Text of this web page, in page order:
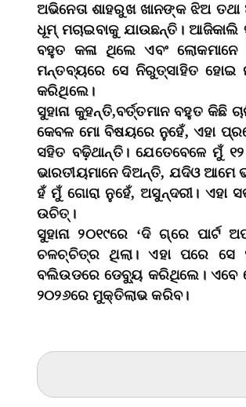
ଅଭିନେତା ଶାହରୁଖ ଖାନଙ୍କ ଝିଅ ତଥା
ଧୂମ୍‌ ମଚାଇବାକୁ ଯାଉଛନ୍ତି। ଆଜିକାଲି
ବହୁତ କଳା ଥିଲେ ଏବଂ
ମନ୍ତବ୍ୟରେ ସେ ନିରୁତ୍ସାହିତ ହୋଇ
କରିଥିଲେ।
ସୁହାନା କୁହନ୍ତି,ବର୍ତ୍ତମାନ ବହୁତ କିଛି
କେବଳ ମୋ ବିଷୟରେ ନୁହେଁ, ଏହା
ସହିତ ବଢ଼ିଥାନ୍ତି। ଯେତେବେଳେ ମୁଁ
ଭାରତୀୟମାନେ ଦିଅନ୍ତି, ଯଦିଓ ଆମେ
ହଁ ମୁଁ ଗୋରା ନୁହେଁ, ଅସୁନ୍ଦରୀ। ଏହା
ଉଚିତ୍‌।
ସୁହାନା ୨୦୧୯ରେ ‘ଦି ଗ୍ରେ
ଚଳଚ୍ଚିତ୍ର ଥିଲା। ଏହା ପରେ ସେ
ବଲିଉଡରେ ଡେବ୍ୟୁ କରିଥିଲେ। ଏବେ
୨୦୨୬ରେ ମୁକ୍ତିଲାଭ କରିବ।